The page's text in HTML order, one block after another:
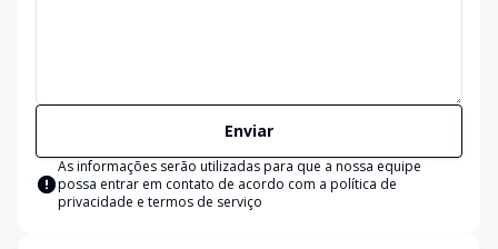
Enviar
As informações serão utilizadas para que a nossa equipe
possa entrar em contato de acordo com a política de
privacidade e termos de serviço